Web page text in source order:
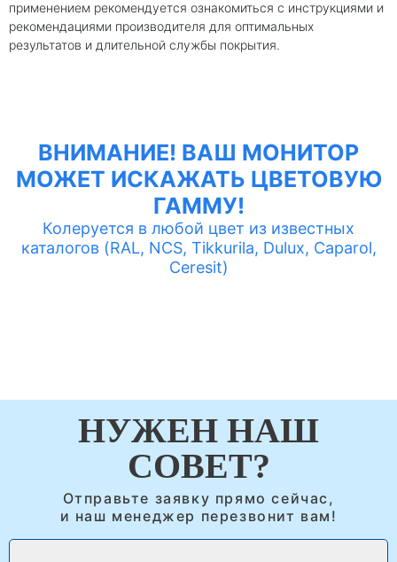
применением рекомендуется ознакомиться с инструкциями и
рекомендациями производителя для оптимальных
результатов и длительной службы покрытия.
ВНИМАНИЕ! ВАШ МОНИТОР
МОЖЕТ ИСКАЖАТЬ ЦВЕТОВУЮ
ГАММУ!
Колеруется в любой цвет из известных
каталогов (RAL, NCS, Tikkurila, Dulux, Caparol,
Ceresit)
НУЖЕН НАШ
СОВЕТ?
Отправьте заявку прямо сейчас,
и наш менеджер перезвонит вам!